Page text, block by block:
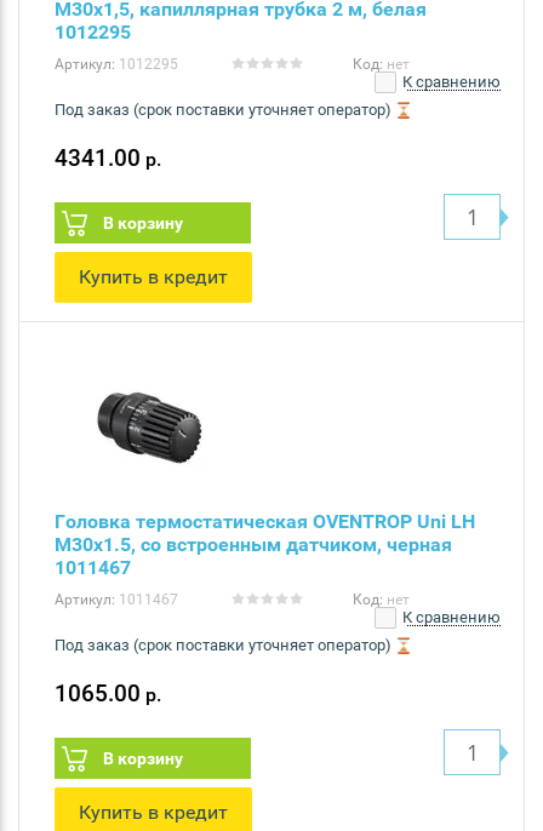
M30x1,5, капиллярная трубка 2 м, белая
1012295
Артикул: 1012295 Код: нет
К сравнению
Под заказ (срок поставки уточняет оператор)
4341.00 р.
В корзину
Купить в кредит
Головка термостатическая OVENTROP Uni LH
M30x1.5, со встроенным датчиком, черная
1011467
Артикул: 1011467 Код: нет
К сравнению
Под заказ (срок поставки уточняет оператор)
1065.00 р.
В корзину
Купить в кредит